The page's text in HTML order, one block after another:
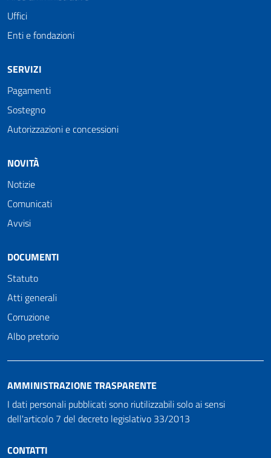
Uffici
Enti e fondazioni
SERVIZI
Pagamenti
Sostegno
Autorizzazioni e concessioni
NOVITÀ
Notizie
Comunicati
Avvisi
DOCUMENTI
Statuto
Atti generali
Corruzione
Albo pretorio
AMMINISTRAZIONE TRASPARENTE
I dati personali pubblicati sono riutilizzabili solo ai sensi
dell'articolo 7 del decreto legislativo 33/2013
CONTATTI